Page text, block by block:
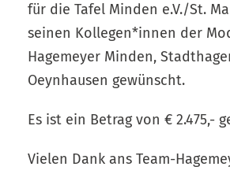
für die Tafel Minden e.V./St.
seinen Kollegen*innen der
Hagemeyer Minden,
Oeynhausen gewünscht.
Es ist ein Betrag von € 2.475,-
Vielen Dank ans Team-